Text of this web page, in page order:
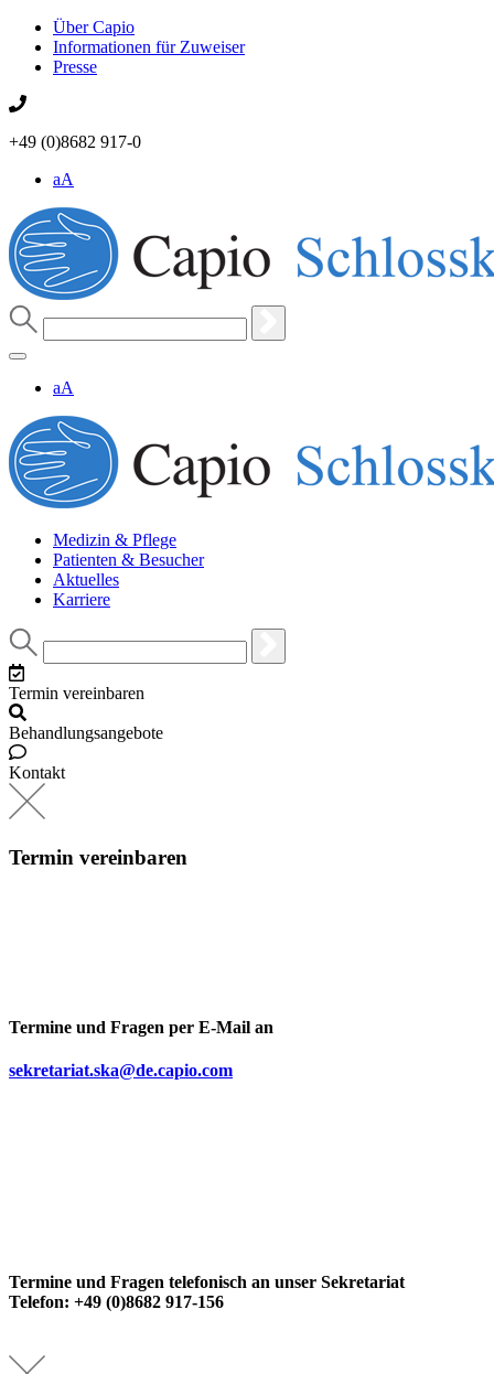
Über Capio
Informationen für Zuweiser
Presse
+49 (0)8682 917-0
aA
aA
Medizin & Pflege
Patienten & Besucher
Aktuelles
Karriere
Termin vereinbaren
Behandlungsangebote
Kontakt
Termin vereinbaren
Termine und Fragen per E-Mail an
sekretariat.ska@de.capio.com
Termine und Fragen telefonisch an unser Sekretariat
Telefon: +49 (0)8682 917-156